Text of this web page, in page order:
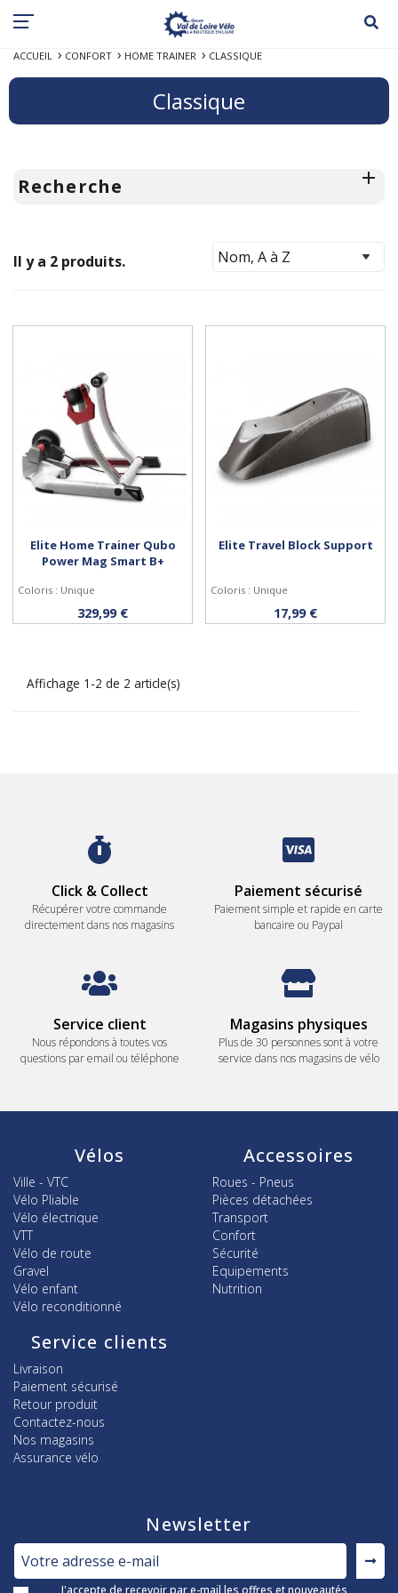
ACCUEIL CONFORT HOME TRAINER CLASSIQUE
Classique
Recherche
Il y a 2 produits.
Acheter
Elite Home Trainer Qubo
Power Mag Smart B+
Coloris : Unique
329,99 € Acheter
Elite Travel Block Support
Coloris : Unique
17,99 €
Affichage 1-2 de 2 article(s)
Click & Collect
Récupérer votre commande
directement dans nos magasins
Paiement sécurisé
Paiement simple et rapide en carte
bancaire ou Paypal
Service client
Nous répondons à toutes vos
questions par email ou téléphone
Magasins physiques
Plus de 30 personnes sont à votre
service dans nos magasins de vélo
Vélos
Ville - VTC
Vélo Pliable
Vélo électrique
VTT
Vélo de route
Gravel
Vélo enfant
Vélo reconditionné
Accessoires
Roues - Pneus
Pièces détachées
Transport
Confort
Sécurité
Equipements
Nutrition
Service clients
Livraison
Paiement sécurisé
Retour produit
Contactez-nous
Nos magasins
Assurance vélo
Newsletter
J'accepte de recevoir par e-mail les offres et nouveautés